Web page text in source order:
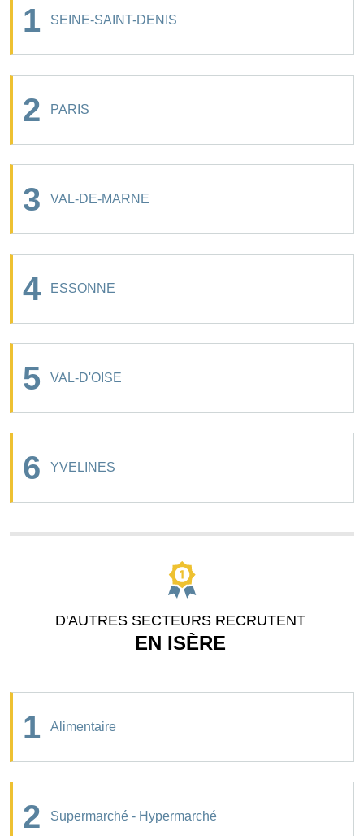
1 SEINE-SAINT-DENIS
2 PARIS
3 VAL-DE-MARNE
4 ESSONNE
5 VAL-D'OISE
6 YVELINES
D'AUTRES SECTEURS RECRUTENT
EN ISÈRE
1 Alimentaire
2 Supermarché - Hypermarché